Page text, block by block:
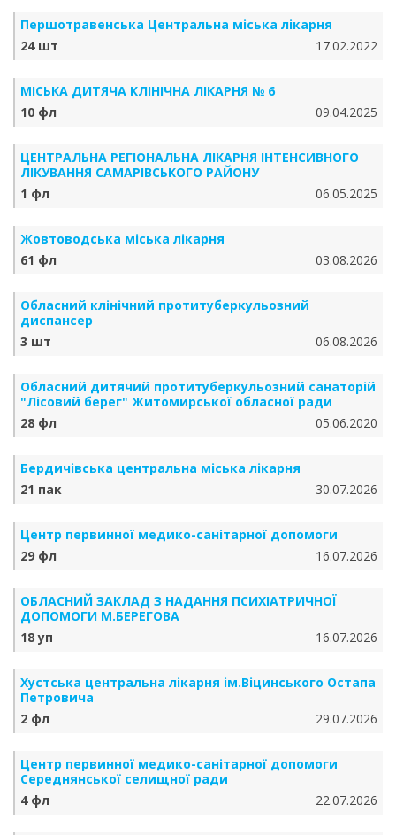
Першотравенська Центральна міська лікарня
24 шт
17.02.2022
МІСЬКА ДИТЯЧА КЛІНІЧНА ЛІКАРНЯ № 6
10 фл
09.04.2025
ЦЕНТРАЛЬНА РЕГІОНАЛЬНА ЛІКАРНЯ ІНТЕНСИВНОГО
ЛІКУВАННЯ САМАРІВСЬКОГО РАЙОНУ
1 фл
06.05.2025
Жовтоводська міська лікарня
61 фл
03.08.2026
Обласний клінічний протитуберкульозний
диспансер
3 шт
06.08.2026
Обласний дитячий протитуберкульозний санаторій
"Лісовий берег" Житомирської обласної ради
28 фл
05.06.2020
Бердичівська центральна міська лікарня
21 пак
30.07.2026
Центр первинної медико-санітарної допомоги
29 фл
16.07.2026
ОБЛАСНИЙ ЗАКЛАД З НАДАННЯ ПСИХІАТРИЧНОЇ
ДОПОМОГИ М.БЕРЕГОВА
18 уп
16.07.2026
Хустська центральна лікарня ім.Віцинського Остапа
Петровича
2 фл
29.07.2026
Центр первинної медико-санітарної допомоги
Середнянської селищної ради
4 фл
22.07.2026